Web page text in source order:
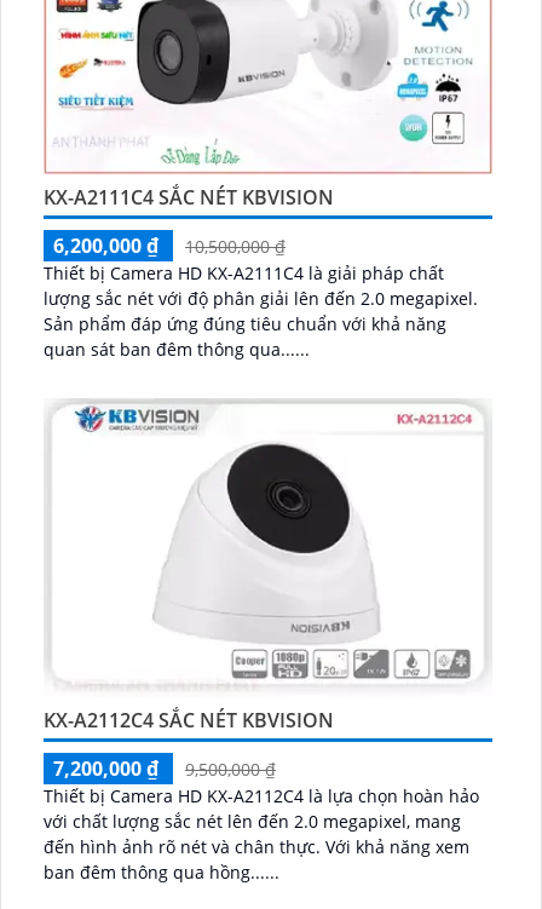
KX-A2111C4 SẮC NÉT KBVISION
6,200,000 ₫
10,500,000 ₫
Thiết bị Camera HD KX-A2111C4 là giải pháp chất
lượng sắc nét với độ phân giải lên đến 2.0 megapixel.
Sản phẩm đáp ứng đúng tiêu chuẩn với khả năng
quan sát ban đêm thông qua......
KX-A2112C4 SẮC NÉT KBVISION
7,200,000 ₫
9,500,000 ₫
Thiết bị Camera HD KX-A2112C4 là lựa chọn hoàn hảo
với chất lượng sắc nét lên đến 2.0 megapixel, mang
đến hình ảnh rõ nét và chân thực. Với khả năng xem
ban đêm thông qua hồng......